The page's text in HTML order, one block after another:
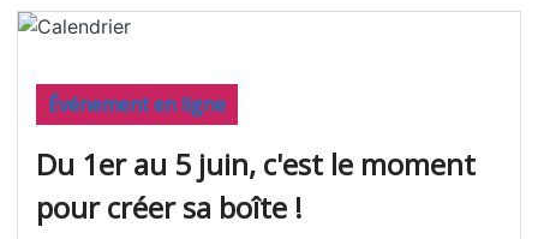
Du 1er au 5 juin, c'est le moment
pour créer sa boîte !
Événement en ligne